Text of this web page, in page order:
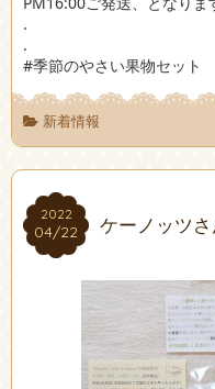
.
.
#季節のやさい果物セット
新着情報
2022
04/22
2022
04/22 ケーノッツ